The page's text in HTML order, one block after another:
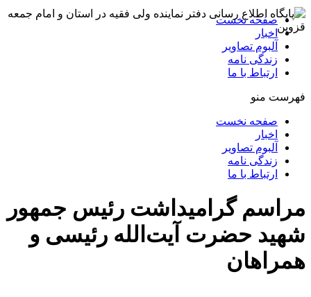
صفحه نخست
اخبار
آلبوم تصاویر
زندگی نامه
ارتباط با ما
فهرست منو
صفحه نخست
اخبار
آلبوم تصاویر
زندگی نامه
ارتباط با ما
مراسم گرامیداشت رئیس جمهور
شهید حضرت آیت‌الله رئیسی و
همراهان